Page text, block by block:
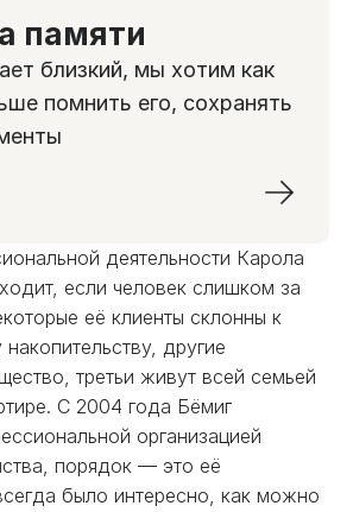
памяти
близкий, мы хотим как
помнить его, сохранять
деятельности Карола
если человек слишком за
её клиенты склонны к
другие
третьи живут всей семьей
С 2004 года Бёмиг
организацией
порядок — это её
было интересно, как можно